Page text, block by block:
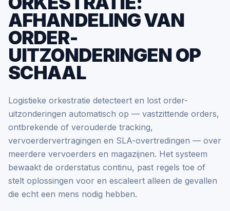
AFHANDELING VAN
ORDER-
UITZONDERINGEN OP
SCHAAL
Logistieke orkestratie detecteert en lost order-
uitzonderingen automatisch op — vastzittende orders,
ontbrekende of verouderde tracking,
vervoerdervertragingen en SLA-overtredingen — over
meerdere vervoerders en magazijnen. Het systeem
bewaakt de orderstatus continu, past regels toe of
stelt oplossingen voor en escaleert alleen de gevallen
die echt een mens nodig hebben.